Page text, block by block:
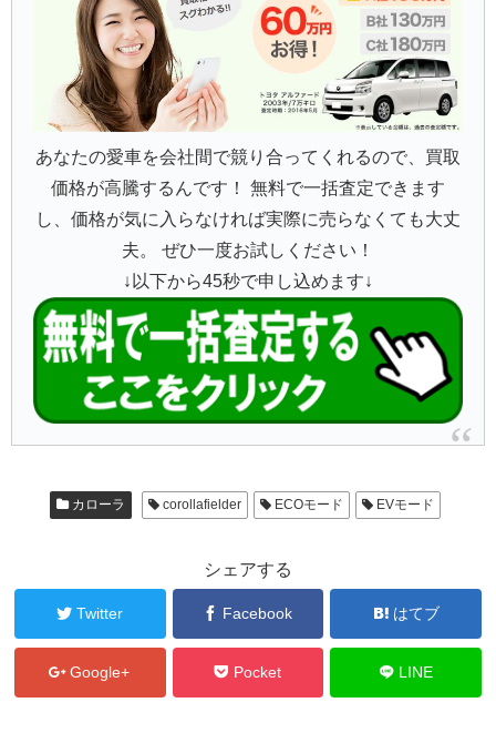
あなたの愛車を会社間で競り合ってくれるので、買取
価格が高騰するんです！ 無料で一括査定できます
し、価格が気に入らなければ実際に売らなくても大丈
夫。 ぜひ一度お試しください！
↓以下から45秒で申し込めます↓
カローラ corollafielder ECOモード EVモード
シェアする
Twitter Facebook はてブ
Google+ Pocket LINE